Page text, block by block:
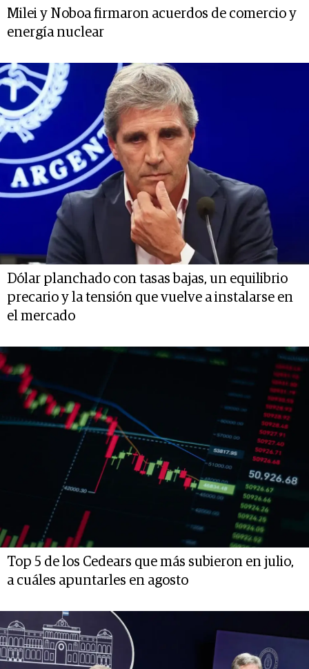
Milei y Noboa firmaron acuerdos de comercio y
energía nuclear
Dólar planchado con tasas bajas, un equilibrio
precario y la tensión que vuelve a instalarse en
el mercado
Top 5 de los Cedears que más subieron en julio,
a cuáles apuntarles en agosto